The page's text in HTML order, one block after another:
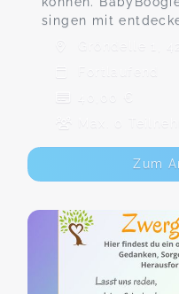
singen mit
Gröndelle 1,
Fortlaufend
40,00 €
Max. 0
Zum